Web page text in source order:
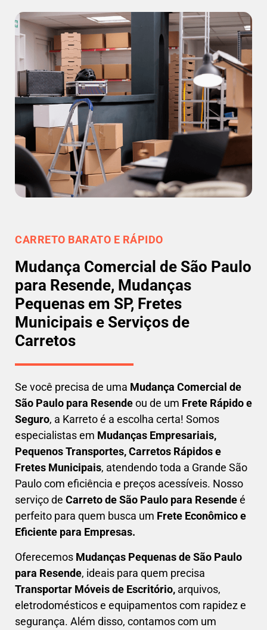
CARRETO BARATO E RÁPIDO
Mudança Comercial de São Paulo
para Resende, Mudanças
Pequenas em SP, Fretes
Municipais e Serviços de
Carretos
Se você precisa de uma Mudança Comercial de
São Paulo para Resendeou de um Frete Rápido e
Seguro, a Karreto é a escolha certa! Somos
especialistas em Mudanças Empresariais,
Pequenos Transportes, Carretos Rápidos e
Fretes Municipais, atendendo toda a Grande São
Paulo com eficiência e preços acessíveis. Nosso
serviço de Carretode São Paulo para Resendeé
perfeito para quem busca um Frete Econômico e
Eficiente para Empresas.
Oferecemos Mudanças Pequenasde São Paulo
para Resende, ideais para quem precisa
Transportar Móveis de Escritório, arquivos,
eletrodomésticos e equipamentos com rapidez e
segurança. Além disso, contamos com um